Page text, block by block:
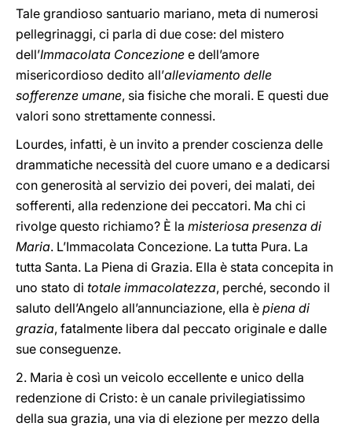
Tale grandioso santuario mariano, meta di numerosi
pellegrinaggi, ci parla di due cose: del mistero
dell’Immacolata Concezione e dell’amore
misericordioso dedito all’alleviamento delle
sofferenze umane, sia fisiche che morali. E questi due
valori sono strettamente connessi.
Lourdes, infatti, è un invito a prender coscienza delle
drammatiche necessità del cuore umano e a dedicarsi
con generosità al servizio dei poveri, dei malati, dei
sofferenti, alla redenzione dei peccatori. Ma chi ci
rivolge questo richiamo? È la misteriosa presenza di
Maria. L’Immacolata Concezione. La tutta Pura. La
tutta Santa. La Piena di Grazia. Ella è stata concepita in
uno stato di totale immacolatezza, perché, secondo il
saluto dell’Angelo all’annunciazione, ella è piena di
grazia, fatalmente libera dal peccato originale e dalle
sue conseguenze.
2. Maria è così un veicolo eccellente e unico della
redenzione di Cristo: è un canale privilegiatissimo
della sua grazia, una via di elezione per mezzo della